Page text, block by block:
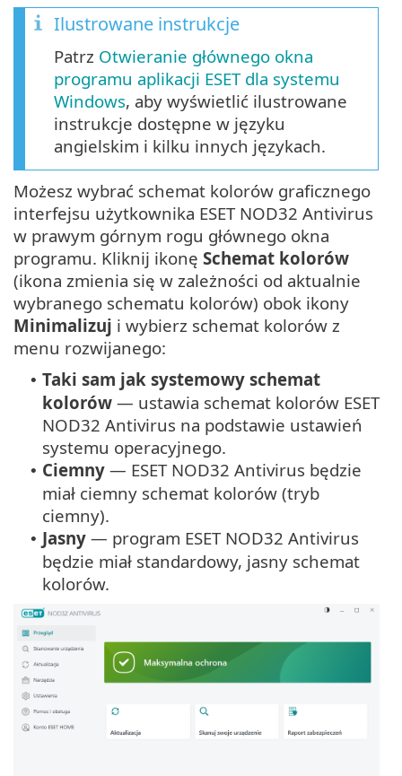
Ilustrowane instrukcje
Patrz Otwieranie głównego okna
programu aplikacji ESET dla systemu
Windows, aby wyświetlić ilustrowane
instrukcje dostępne w języku
angielskim i kilku innych językach.
Możesz wybrać schemat kolorów graficznego
interfejsu użytkownika ESET NOD32 Antivirus
w prawym górnym rogu głównego okna
programu. Kliknij ikonę Schemat kolorów
(ikona zmienia się w zależności od aktualnie
wybranego schematu kolorów) obok ikony
Minimalizuj i wybierz schemat kolorów z
menu rozwijanego:
• Taki sam jak systemowy schemat
kolorów — ustawia schemat kolorów ESET
NOD32 Antivirus na podstawie ustawień
systemu operacyjnego.
• Ciemny — ESET NOD32 Antivirus będzie
miał ciemny schemat kolorów (tryb
ciemny).
• Jasny — program ESET NOD32 Antivirus
będzie miał standardowy, jasny schemat
kolorów.